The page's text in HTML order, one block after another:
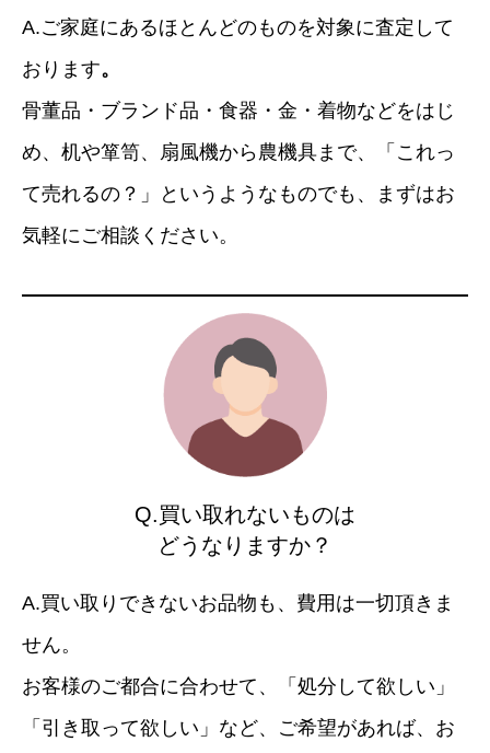
A.ご家庭にあるほとんどのものを対象に査定して
おります。
骨董品・ブランド品・食器・金・着物などをはじ
め、机や箪笥、扇風機から農機具まで、「これっ
て売れるの？」というようなものでも、まずはお
気軽にご相談ください。
Q.買い取れないものは
どうなりますか？
A.買い取りできないお品物も、費用は一切頂きま
せん。
お客様のご都合に合わせて、「処分して欲しい」
「引き取って欲しい」など、ご希望があれば、お